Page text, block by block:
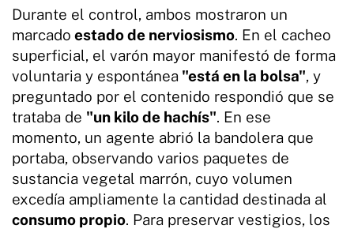
Durante el control, ambos mostraron un
marcado estado de nerviosismo. En el cacheo
superficial, el varón mayor manifestó de forma
voluntaria y espontánea "está en la bolsa", y
preguntado por el contenido respondió que se
trataba de "un kilo de hachís". En ese
momento, un agente abrió la bandolera que
portaba, observando varios paquetes de
sustancia vegetal marrón, cuyo volumen
excedía ampliamente la cantidad destinada al
consumo propio. Para preservar vestigios, los